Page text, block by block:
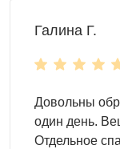
Галина Г.
Довольны
один день.
Отдельное